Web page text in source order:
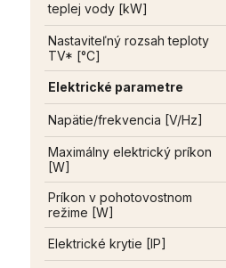
teplej vody [kW]
Nastaviteľný rozsah teploty
TV* [°C]
Elektrické parametre
Napätie/frekvencia [V/Hz]
Maximálny elektrický príkon
[W]
Príkon v pohotovostnom
režime [W]
Elektrické krytie [IP]